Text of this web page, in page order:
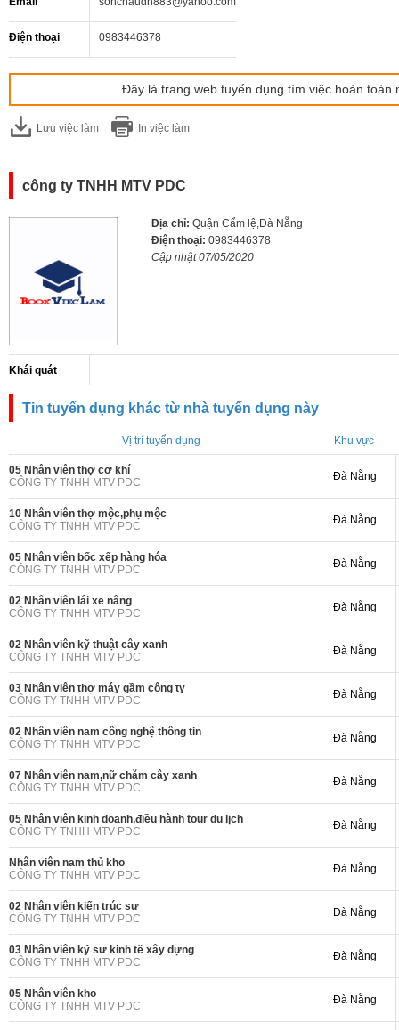
Điện thoại 0983446378
Đây là trang web tuyển dụng tìm việc hoàn toàn
Lưu việc làm In việc làm
công ty TNHH MTV PDC
Địa chỉ: Quận Cẩm lệ,Đà Nẵng
Điện thoại: 0983446378
Cập nhật 07/05/2020
Khái quát
Tin tuyển dụng khác từ nhà tuyển dụng này
Vị trí tuyển dụng Khu vực
05 Nhân viên thợ cơ khí
CÔNG TY TNHH MTV PDC
Đà Nẵng
10 Nhân viên thợ mộc,phụ mộc
CÔNG TY TNHH MTV PDC
Đà Nẵng
05 Nhân viên bốc xếp hàng hóa
CÔNG TY TNHH MTV PDC
Đà Nẵng
02 Nhân viên lái xe nâng
CÔNG TY TNHH MTV PDC
Đà Nẵng
02 Nhân viên kỹ thuật cây xanh
CÔNG TY TNHH MTV PDC
Đà Nẵng
03 Nhân viên thợ máy gầm công ty
CÔNG TY TNHH MTV PDC
Đà Nẵng
02 Nhân viên nam công nghệ thông tin
CÔNG TY TNHH MTV PDC
Đà Nẵng
07 Nhân viên nam,nữ chăm cây xanh
CÔNG TY TNHH MTV PDC
Đà Nẵng
05 Nhân viên kinh doanh,điều hành tour du lịch
CÔNG TY TNHH MTV PDC
Đà Nẵng
Nhân viên nam thủ kho
CÔNG TY TNHH MTV PDC
Đà Nẵng
02 Nhân viên kiến trúc sư
CÔNG TY TNHH MTV PDC
Đà Nẵng
03 Nhân viên kỹ sư kinh tế xây dựng
CÔNG TY TNHH MTV PDC
Đà Nẵng
05 Nhân viên kho
CÔNG TY TNHH MTV PDC
Đà Nẵng